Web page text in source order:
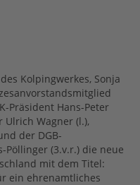
Kolpingwerkes, Sonja
Präsident Hans-Peter
Ulrich Wagner (l.),
der DGB-
Pöllinger (3.v.r.) die neue
mit dem Titel:
ein ehrenamtliches